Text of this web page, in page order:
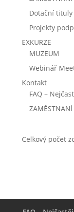
Dotační tituly
Projekty
EXKURZE
MUZEUM
Webinář
Kontakt
FAQ –
ZAMĚSTNANÍ
Celkový počet